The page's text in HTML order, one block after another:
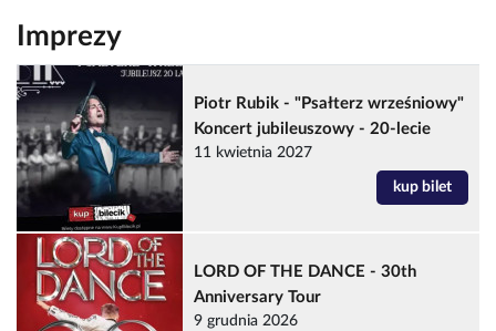
Imprezy
Piotr Rubik - "Psałterz wrześniowy"
Koncert jubileuszowy - 20-lecie
11 kwietnia 2027
kup bilet
LORD OF THE DANCE - 30th
Anniversary Tour
9 grudnia 2026